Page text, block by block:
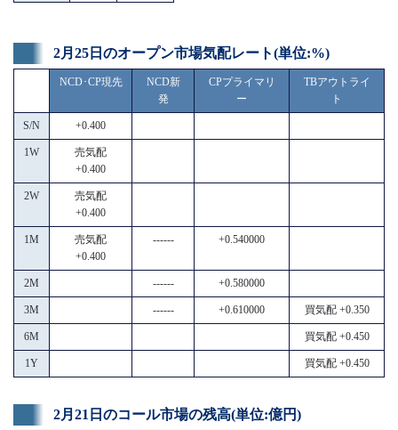
2月25日のオープン市場気配レート(単位:%)
NCD･CP現先
NCD新
発
CPプライマリ
ー
TBアウトライ
ト
S/N +0.400
1W
売気配
+0.400
2W
売気配
+0.400
1M
売気配
+0.400
------ +0.540000
2M ------ +0.580000
3M ------ +0.610000 買気配 +0.350
6M 買気配 +0.450
1Y 買気配 +0.450
2月21日のコール市場の残高(単位:億円)